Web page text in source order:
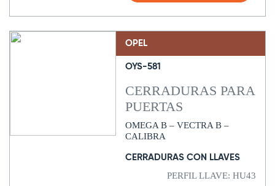
OPEL
OYS-581
CERRADURAS PARA
PUERTAS
OMEGA B – VECTRA B –
CALIBRA
CERRADURAS CON LLAVES
PERFIL LLAVE: HU43